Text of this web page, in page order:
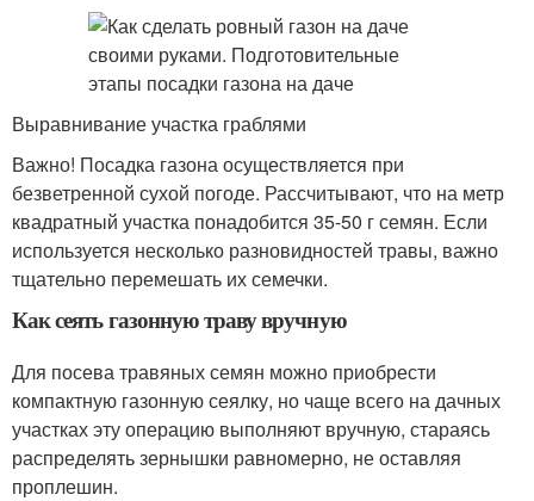
Выравнивание участка граблями
Важно! Посадка газона осуществляется при
безветренной сухой погоде. Рассчитывают, что на метр
квадратный участка понадобится 35-50 г семян. Если
используется несколько разновидностей травы, важно
тщательно перемешать их семечки.
Как сеять газонную траву вручную
Для посева травяных семян можно приобрести
компактную газонную сеялку, но чаще всего на дачных
участках эту операцию выполняют вручную, стараясь
распределять зернышки равномерно, не оставляя
проплешин.